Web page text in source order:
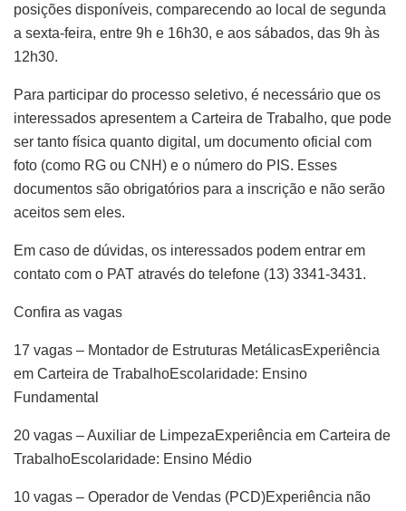
posições disponíveis, comparecendo ao local de segunda
a sexta-feira, entre 9h e 16h30, e aos sábados, das 9h às
12h30.
Para participar do processo seletivo, é necessário que os
interessados apresentem a Carteira de Trabalho, que pode
ser tanto física quanto digital, um documento oficial com
foto (como RG ou CNH) e o número do PIS. Esses
documentos são obrigatórios para a inscrição e não serão
aceitos sem eles.
Em caso de dúvidas, os interessados podem entrar em
contato com o PAT através do telefone (13) 3341-3431.
Confira as vagas
17 vagas – Montador de Estruturas MetálicasExperiência
em Carteira de TrabalhoEscolaridade: Ensino
Fundamental
20 vagas – Auxiliar de LimpezaExperiência em Carteira de
TrabalhoEscolaridade: Ensino Médio
10 vagas – Operador de Vendas (PCD)Experiência não